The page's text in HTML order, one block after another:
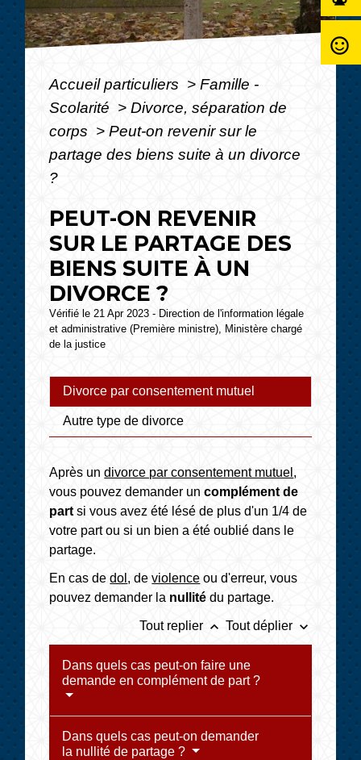
Accueil particuliers > Famille -
Scolarité > Divorce, séparation de
corps > Peut-on revenir sur le
partage des biens suite à un divorce
?
PEUT-ON REVENIR
SUR LE PARTAGE DES
BIENS SUITE À UN
DIVORCE ?
Vérifié le 21 Apr 2023 - Direction de l'information légale
et administrative (Première ministre), Ministère chargé
de la justice
Divorce par consentement mutuel
Autre type de divorce
Après undivorce par consentement mutuel ,
vous pouvez demander uncomplément de
partsi vous avez été lésé de plus d'un 1/4 de
votre part ou si un bien a été oublié dans le
partage.
En cas dedol , deviolence ou d'erreur, vous
pouvez demander la nullité du partage.
Tout replier keyboard_arrow_up Tout déplier keyboard_arrow_down
Dans quels cas peut-on faire une
demande en complément de part ?
Dans quels cas peut-on demander
la nullité de partage ?
sentiment_satisfied_alt